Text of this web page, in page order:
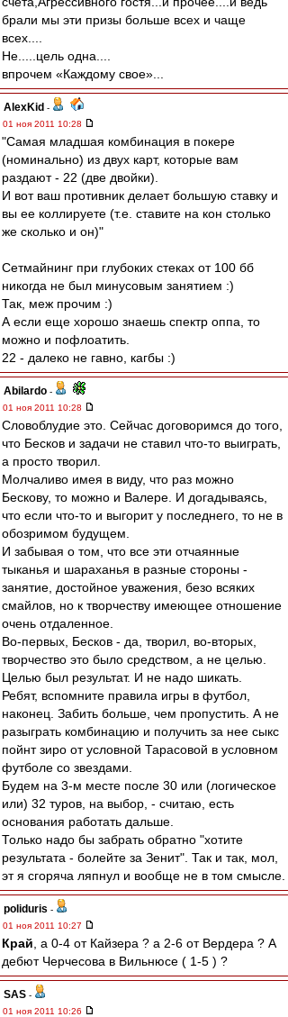
брали мы эти призы больше всех и чаще
всех....
Не.....цель одна....
впрочем «Каждому свое»...
AlexKid -
01 ноя 2011 10:28
"Самая младшая комбинация в покере
(номинально) из двух карт, которые вам
раздают - 22 (две двойки).
И вот ваш противник делает большую ставку и
вы ее коллируете (т.е. ставите на кон столько
же сколько и он)"
Сетмайнинг при глубоких стеках от 100 бб
никогда не был минусовым занятием :)
Так, меж прочим :)
А если еще хорошо знаешь спектр оппа, то
можно и пофлоатить.
22 - далеко не гавно, кагбы :)
Abilardo -
01 ноя 2011 10:28
Словоблудие это. Сейчас договоримся до того,
что Бесков и задачи не ставил что-то выиграть,
а просто творил.
Молчаливо имея в виду, что раз можно
Бескову, то можно и Валере. И догадываясь,
что если что-то и выгорит у последнего, то не в
обозримом будущем.
И забывая о том, что все эти отчаянные
тыканья и шараханья в разные стороны -
занятие, достойное уважения, безо всяких
смайлов, но к творчеству имеющее отношение
очень отдаленное.
Во-первых, Бесков - да, творил, во-вторых,
творчество это было средством, а не целью.
Целью был результат. И не надо шикать.
Ребят, вспомните правила игры в футбол,
наконец. Забить больше, чем пропустить. А не
разыграть комбинацию и получить за нее сыкс
пойнт зиро от условной Тарасовой в условном
футболе со звездами.
Будем на 3-м месте после 30 или (логическое
или) 32 туров, на выбор, - считаю, есть
основания работать дальше.
Только надо бы забрать обратно "хотите
результата - болейте за Зенит". Так и так, мол,
эт я сгоряча ляпнул и вообще не в том смысле.
poliduris -
01 ноя 2011 10:27
Край , а 0-4 от Кайзера ? а 2-6 от Вердера ? А
дебют Черчесова в Вильнюсе ( 1-5 ) ?
SAS -
01 ноя 2011 10:26